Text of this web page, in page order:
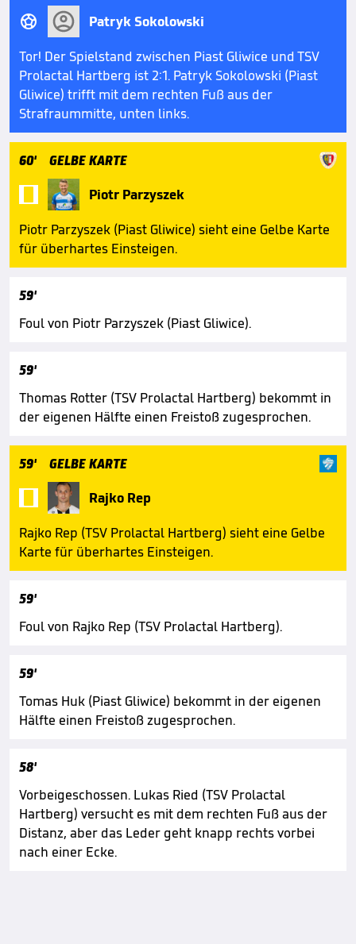

Patryk Sokolowski
Tor! Der Spielstand zwischen Piast Gliwice und TSV
Prolactal Hartberg ist 2:1. Patryk Sokolowski (Piast
Gliwice) trifft mit dem rechten Fuß aus der
Strafraummitte, unten links.
60' GELBE KARTE
Piotr Parzyszek
Piotr Parzyszek (Piast Gliwice) sieht eine Gelbe Karte
für überhartes Einsteigen.
59'
Foul von Piotr Parzyszek (Piast Gliwice).
59'
Thomas Rotter (TSV Prolactal Hartberg) bekommt in
der eigenen Hälfte einen Freistoß zugesprochen.
59' GELBE KARTE
Rajko Rep
Rajko Rep (TSV Prolactal Hartberg) sieht eine Gelbe
Karte für überhartes Einsteigen.
59'
Foul von Rajko Rep (TSV Prolactal Hartberg).
59'
Tomas Huk (Piast Gliwice) bekommt in der eigenen
Hälfte einen Freistoß zugesprochen.
58'
Vorbeigeschossen. Lukas Ried (TSV Prolactal
Hartberg) versucht es mit dem rechten Fuß aus der
Distanz, aber das Leder geht knapp rechts vorbei
nach einer Ecke.